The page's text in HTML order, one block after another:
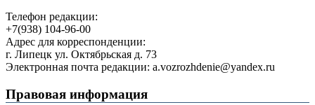
Телефон редакции:
+7(938) 104-96-00
Адрес для корреспонденции:
г. Липецк ул. Октябрьская д. 73
Электронная почта редакции: a.vozrozhdenie@yandex.ru
Правовая информация